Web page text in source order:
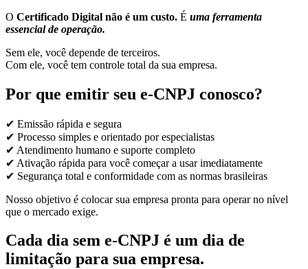
O Certificado Digital não é um custo. É uma ferramenta
essencial de operação.
Sem ele, você depende de terceiros.
Com ele, você tem controle total da sua empresa.
Por que emitir seu e-CNPJ conosco?
✔ Emissão rápida e segura
✔ Processo simples e orientado por especialistas
✔ Atendimento humano e suporte completo
✔ Ativação rápida para você começar a usar imediatamente
✔ Segurança total e conformidade com as normas brasileiras
Nosso objetivo é colocar sua empresa pronta para operar no nível
que o mercado exige.
Cada dia sem e-CNPJ é um dia de
limitação para sua empresa.